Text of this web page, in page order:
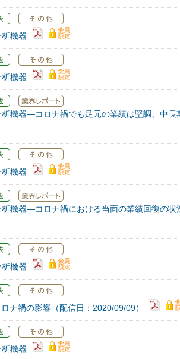
析機器
析機器
析機器―コロナ禍でも足元の業績は堅調、中
析機器
析機器―コロナ禍における当面の業績回復の
析機器
ロナ禍の影響（配信日：2020/09/09）
析機器